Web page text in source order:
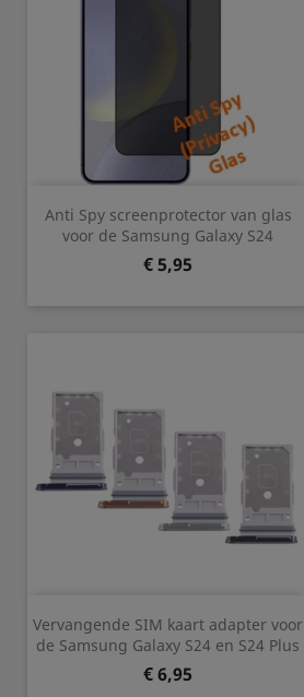
Anti Spy screenprotector van glas
voor de Samsung Galaxy S24
Prijs
€ 5,95
Vervangende SIM kaart adapter voor
de Samsung Galaxy S24 en S24 Plus
Prijs
€ 6,95